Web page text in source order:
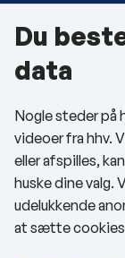
Om
Kontakt os
Telefon-
Cookies
Du
data
Nogle steder på
videoer fra hhv.
eller afspilles,
huske dine valg.
udelukkende
at sætte